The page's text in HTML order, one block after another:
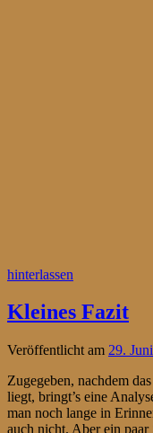
hinterlassen
Kleines Fazit
Veröffentlicht am 29.
Zugegeben, nachdem
liegt, bringt’s eine
man noch lange in
auch nicht. Aber ein